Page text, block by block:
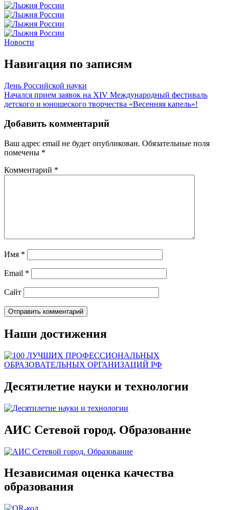
Новости
Навигация по записям
День Российской науки
Начался прием заявок на XIV Международный фестиваль
детского и юношеского творчества «Весенняя капель»!
Добавить комментарий
Ваш адрес email не будет опубликован. Обязательные поля
помечены *
Комментарий *
Имя *
Email *
Сайт
Наши достижения
Десятилетие науки и технологии
АИС Сетевой город. Образование
Независимая оценка качества
образования